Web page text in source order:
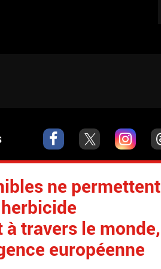
ne permettent
travers le monde,
européenne